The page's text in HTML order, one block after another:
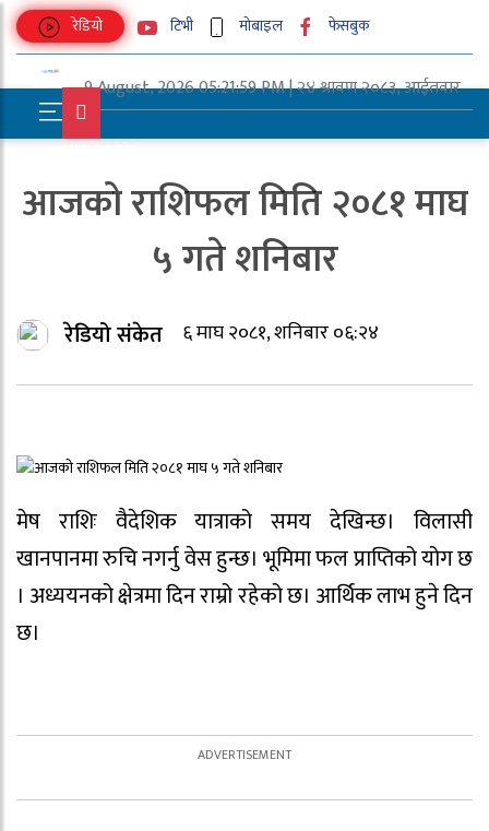
रेडियो टिभी मोबाइल फेसबुक
9 August, 2026 05:21:59 PM | २४ श्रावण २०८३, आईतवार
आजको राशिफल मिति २०८१ माघ
५ गते शनिबार
रेडियो संकेत ६ माघ २०८१, शनिबार ०६:२४
मेष राशिः वैदेशिक यात्राको समय देखिन्छ। विलासी
खानपानमा रुचि नगर्नु वेस हुन्छ। भूमिमा फल प्राप्तिको योग छ
। अध्ययनको क्षेत्रमा दिन राम्रो रहेको छ। आर्थिक लाभ हुने दिन
छ।